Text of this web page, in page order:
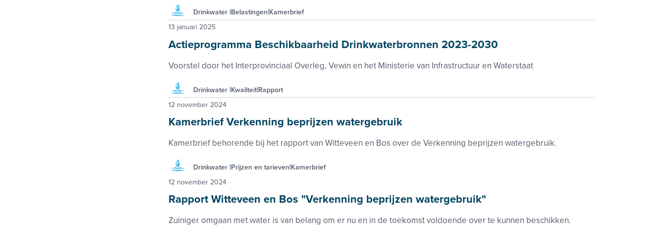
Drinkwater Belastingen Kamerbrief
Actieprogramma Beschikbaarheid Drinkwaterbronnen 2023-2030
Voorstel door het Interprovinciaal Overleg, Vewin en het Ministerie van Infrastructuur en Waterstaat
13 januari 2025
Drinkwater Kwaliteit Rapport
Kamerbrief Verkenning beprijzen watergebruik
Kamerbrief behorende bij het rapport van Witteveen en Bos over de Verkenning beprijzen watergebruik.
12 november 2024
Drinkwater Prijzen en tarieven Kamerbrief
Rapport Witteveen en Bos "Verkenning beprijzen watergebruik"
Zuiniger omgaan met water is van belang om er nu en in de toekomst voldoende over te kunnen beschikken.
12 november 2024